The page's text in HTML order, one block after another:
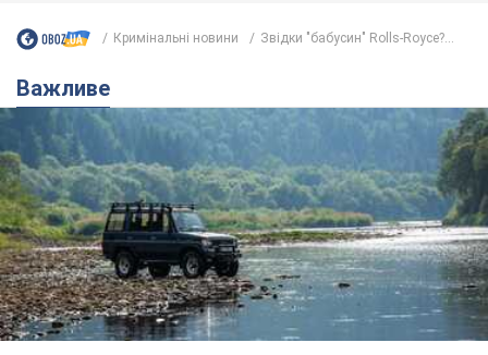
Кримінальні новини Звідки "бабусин" Rolls-Royce?...
Важливе